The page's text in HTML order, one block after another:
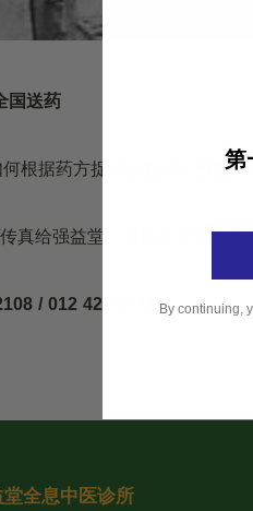
国送药
根据药方捉药及煎药？强益
真给强益堂，强益堂专业药工
/ 012 426 9118
堂全息中医诊所
第
By continuing,